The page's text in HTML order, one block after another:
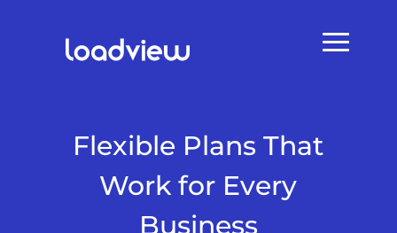
Flexible Plans That
Work for Every
Business